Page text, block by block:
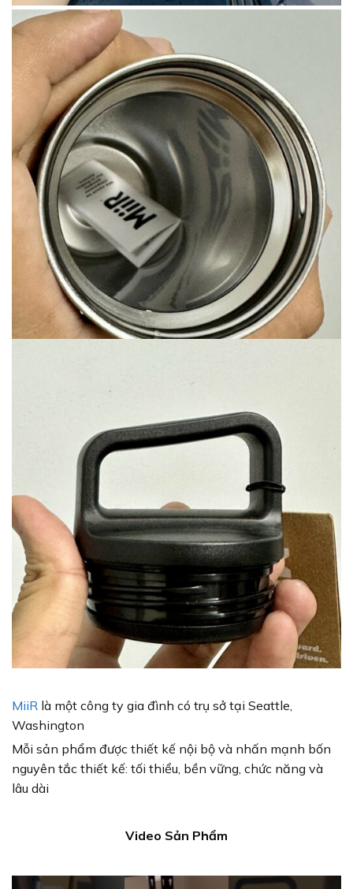
MiiR là một công ty gia đình có trụ sở tại Seattle,
Washington
Mỗi sản phẩm được thiết kế nội bộ và nhấn mạnh bốn
nguyên tắc thiết kế: tối thiểu, bền vững, chức năng và
lâu dài
Video Sản Phẩm